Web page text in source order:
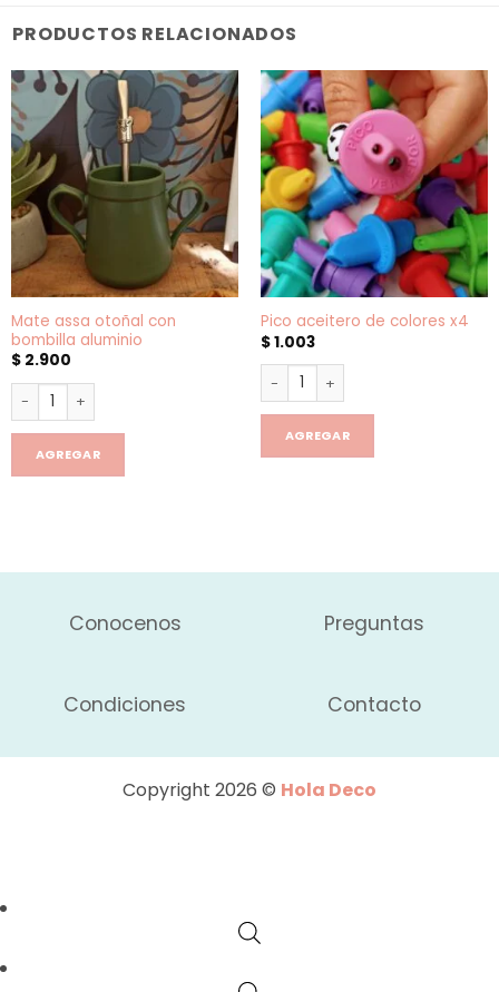
PRODUCTOS RELACIONADOS
Mate assa otoñal con
bombilla aluminio
$2.900
Mate assa otoñal con bombilla aluminio cantidad
AGREGAR
Pico aceitero de colores x4
$1.003
Pico aceitero de colores x4
AGREGAR
Conocenos Preguntas
Condiciones Contacto
Copyright 2026 © Hola Deco